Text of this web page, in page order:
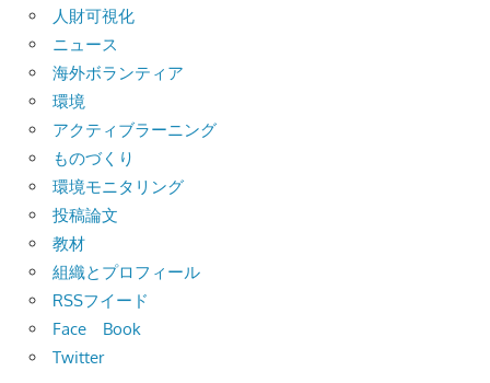
人財可視化
ニュース
海外ボランティア
環境
アクティブラーニング
ものづくり
環境モニタリング
投稿論文
教材
組織とプロフィール
RSSフイード
Face Book
Twitter